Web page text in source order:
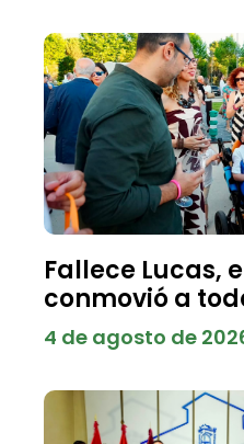
Fallece Lucas,
conmovió a
4 de agosto de